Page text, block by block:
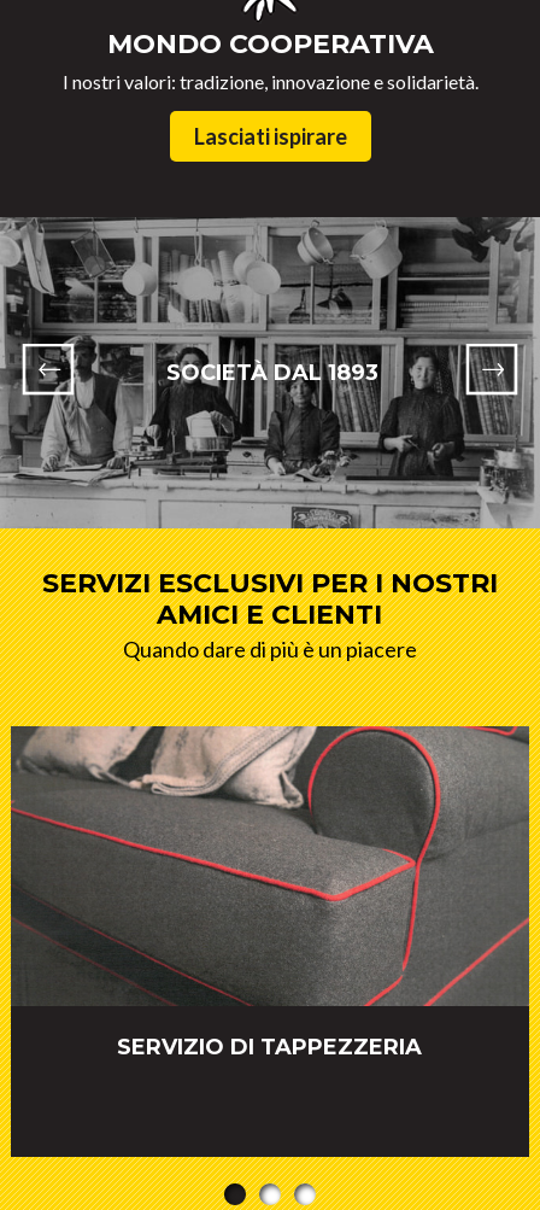
MONDO COOPERATIVA
I nostri valori: tradizione, innovazione e solidarietà.
Lasciati ispirare
SOCIETÀ DAL 1893
SERVIZI ESCLUSIVI PER I NOSTRI
AMICI E CLIENTI
Quando dare di più è un piacere
SERVIZIO DI TAPPEZZERIA